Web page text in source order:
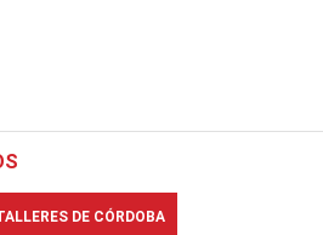
DE CÓRDOBA